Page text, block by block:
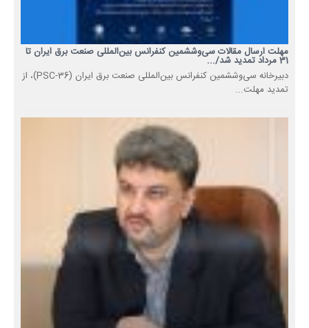
مهلت ارسال مقالات سی‌وششمین کنفرانس بین‌المللی صنعت برق ایران تا
31 مرداد تمدید شد/...
دبیرخانه سی‌وششمین کنفرانس بین‌المللی صنعت برق ایران (PSC-36)، از
تمدید مهلت...